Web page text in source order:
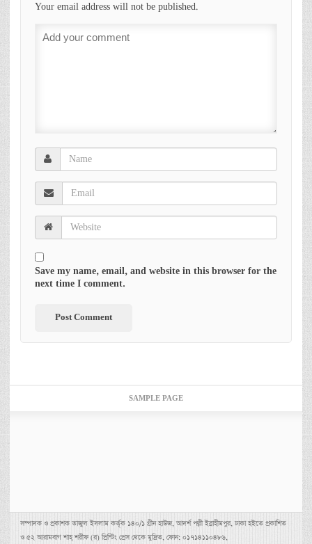
Your email address will not be published.
Save my name, email, and website in this browser for the
next time I comment.
SAMPLE PAGE
সম্পাদক ও প্রকাশক তাজুল ইসলাম কর্তৃক ১৪০/১ গ্রীন হাউজ, আদর্শ পল্লী ইব্রাহীমপুর, ঢাকা হইতে প্রকাশিত
ও ৫২ আরামবাগ শাহ্ শরীফ (র) প্রিন্টিং প্রেস থেকে মুদ্রিত, ফোন: ০১৭১৪১১০৪৮৬,